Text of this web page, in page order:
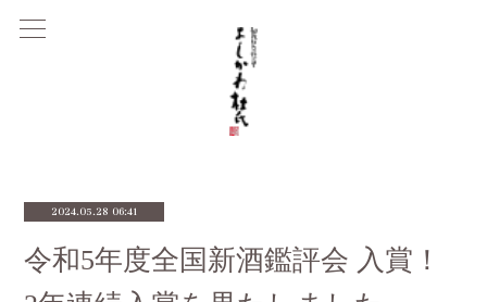
2024.05.28 06:41
令和5年度全国新酒鑑評会 入賞！